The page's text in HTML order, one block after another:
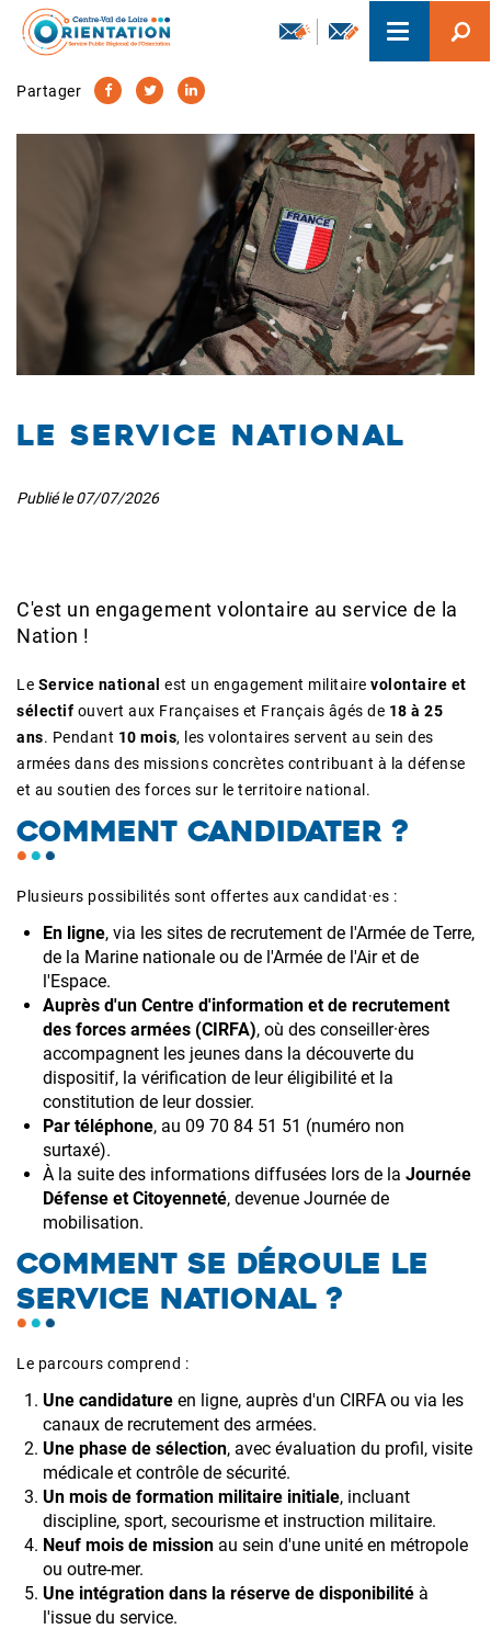
Aller
contenu
principal
Toggle
navigation
Partager
Le Service national
Publié le07/07/2026
C'est un engagement volontaire au service de la
Nation !
Le Service national est un engagement militaire volontaire et
sélectif ouvert aux Françaises et Français âgés de 18 à 25
ans. Pendant 10 mois, les volontaires servent au sein des
armées dans des missions concrètes contribuant à la défense
et au soutien des forces sur le territoire national.
COMMENT CANDIDATER ?
Plusieurs possibilités sont offertes aux candidat·es :
En ligne, via les sites de recrutement de l'Armée de Terre,
de la Marine nationale ou de l'Armée de l'Air et de
l'Espace.
Auprès d'un Centre d'information et de recrutement
des forces armées (CIRFA), où des conseiller·ères
accompagnent les jeunes dans la découverte du
dispositif, la vérification de leur éligibilité et la
constitution de leur dossier.
Par téléphone, au 09 70 84 51 51 (numéro non
surtaxé).
À la suite des informations diffusées lors de la Journée
Défense et Citoyenneté, devenue Journée de
mobilisation.
COMMENT SE DÉROULE LE
SERVICE NATIONAL ?
Le parcours comprend :
Une candidature en ligne, auprès d'un CIRFA ou via les
canaux de recrutement des armées.
Une phase de sélection, avec évaluation du profil, visite
médicale et contrôle de sécurité.
Un mois de formation militaire initiale, incluant
discipline, sport, secourisme et instruction militaire.
Neuf mois de mission au sein d'une unité en métropole
ou outre-mer.
Une intégration dans la réserve de disponibilité à
l'issue du service.